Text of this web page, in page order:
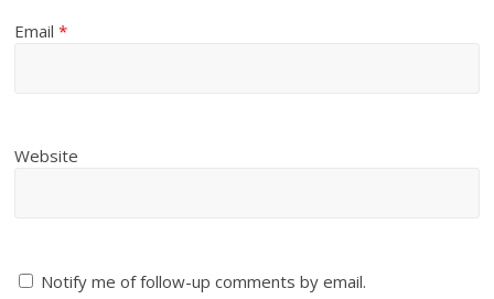
Email*
Website
Notify me of follow-up comments by email.